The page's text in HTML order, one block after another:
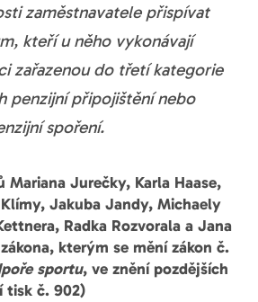
zaměstnavatele přispívat
kteří u něho vykonávají
zařazenou do třetí kategorie
penzijní připojištění nebo
spoření.
Mariana Jurečky, Karla Haase,
Jakuba Jandy, Michaely
Radka Rozvorala a Jana
kterým se mění zákon č.
sportu, ve znění pozdějších
tisk č. 902)